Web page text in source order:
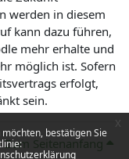
bestätigen Sie
x
werden in diesem
kann dazu führen,
mehr erhalte und
möglich ist. Sofern
erfolgt,
sein.
Zum Seitenanfang